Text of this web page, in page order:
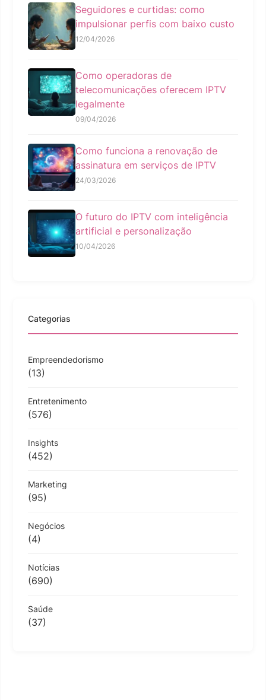
Seguidores e curtidas: como
impulsionar perfis com baixo custo
12/04/2026
Como operadoras de
telecomunicações oferecem IPTV
legalmente
09/04/2026
Como funciona a renovação de
assinatura em serviços de IPTV
24/03/2026
O futuro do IPTV com inteligência
artificial e personalização
10/04/2026
Categorias
Empreendedorismo
(13)
Entretenimento
(576)
Insights
(452)
Marketing
(95)
Negócios
(4)
Notícias
(690)
Saúde
(37)